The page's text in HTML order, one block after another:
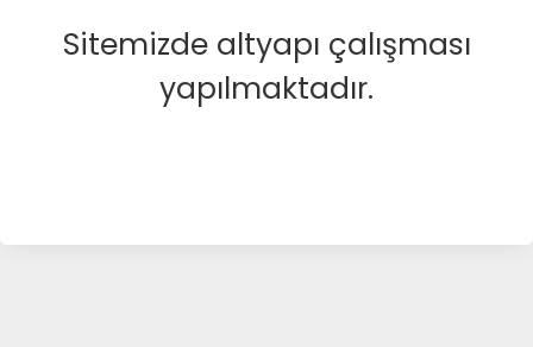
Sitemizde altyapı çalışması
yapılmaktadır.